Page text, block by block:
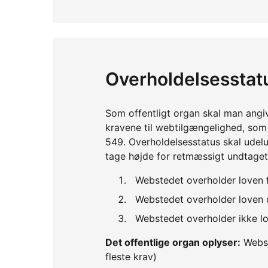
Som offentligt organ skal man
kravene til webtilgængelighed,
549. Overholdelsesstatus skal
tage højde for retmæssigt
Webstedet overholder loven
Webstedet overholder
Webstedet overholder ikke
Det offentlige organ oplyser:
fleste krav)